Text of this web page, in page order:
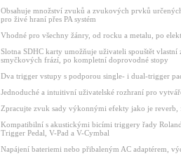
Obsahuje množství zvuků a zvukových prvků
pro živé hraní přes PA systém
Vhodné pro všechny žánry, od rocku a metalu, po
Slotna SDHC karty umožňuje uživateli spouštět
smyčkových frází, po kompletní doprovodné stopy
Dva trigger vstupy s podporou single- i dual-trigger
Jednoduché a intuitivní uživatelské rozhraní pro
Zpracujte zvuk sady výkonnými efekty jako je reverb,
Kompatibilní s akustickými bicími triggery řady
Trigger Pedal, V-Pad a V-Cymbal
Napájení bateriemi nebo přibaleným AC adaptérem,